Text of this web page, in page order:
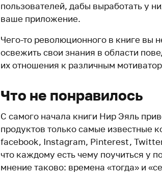
пользователей, дабы выработать у
ваше приложение.
Чего-то революционного в книге вы
освежить свои знания в области
их отношения к различным
Что не понравилось
С самого начала книги Нир Эяль
продуктов только самые известные
facebook, Instagram, Pinterest,
что каждому есть чему поучиться у
мнение таково: времена «тогда» и